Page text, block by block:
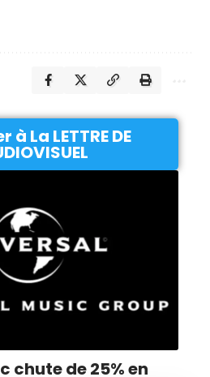
La LETTRE DE
chute de 25% en